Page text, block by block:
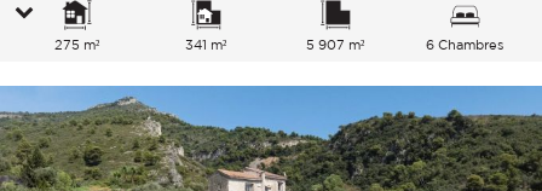
275 m² 341 m² 5 907 m² 6 Chambres